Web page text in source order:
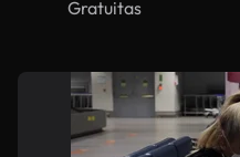
Gratuitas